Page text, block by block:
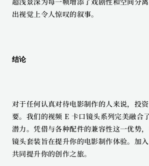
出视觉上令人惊叹的叙事。
结论
对于任何认真对待电影制作的人来说，投
要。我们的视频 E 卡口镜头系列完美融合
潜力。凭借与各种配件的兼容性这一优势
镜头套装旨在提升你的电影制作体验。加
共同提升你的创作之旅。